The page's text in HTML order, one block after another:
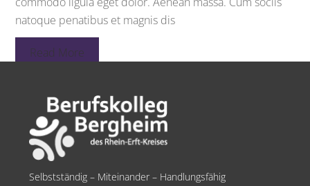
natoque penatibus et magnis dis
Read More
Selbstständig – Miteinander – Handlungsfähig